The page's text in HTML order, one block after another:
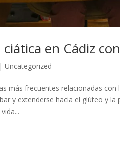
en Cádiz
|Uncategorized
más frecuentes relacionadas
y extenderse hacia el glúteo y